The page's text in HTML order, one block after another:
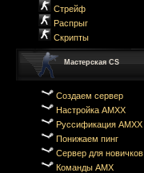
Стрейф
Распрыг
Скрипты
Мастерская CS
Создаем сервер
Настройка AMXX
Руссификация AMXX
Понижаем пинг
Сервер для новичков
Команды AMX